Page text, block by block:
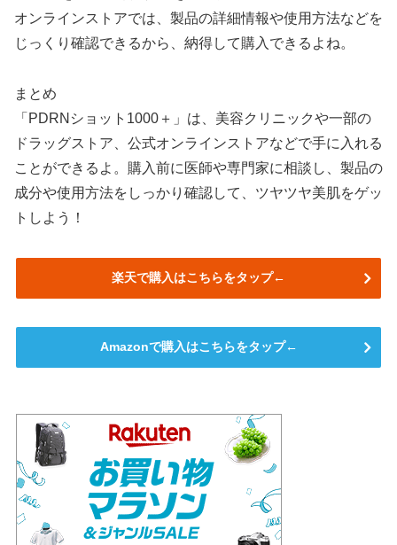
オンラインストアでは、製品の詳細情報や使用方法などを
じっくり確認できるから、納得して購入できるよね。
まとめ
「PDRNショット1000＋」は、美容クリニックや一部の
ドラッグストア、公式オンラインストアなどで手に入れる
ことができるよ。購入前に医師や専門家に相談し、製品の
成分や使用方法をしっかり確認して、ツヤツヤ美肌をゲッ
トしよう！
楽天で購入はこちらをタップ←
Amazonで購入はこちらをタップ←